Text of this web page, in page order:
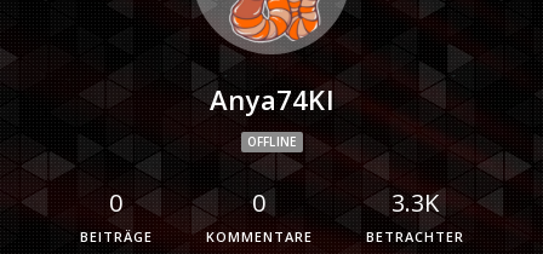
Anya74Kl
OFFLINE
0
BEITRÄGE
0
KOMMENTARE
3.3K
BETRACHTER